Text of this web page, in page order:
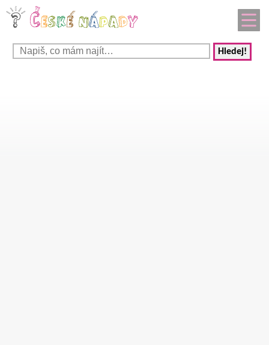
Hledej!